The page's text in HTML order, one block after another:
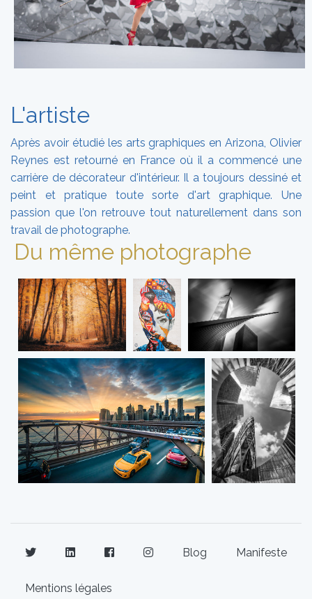
L'artiste
Après avoir étudié les arts graphiques en Arizona, Olivier
Reynes est retourné en France où il a commencé une
carrière de décorateur d'intérieur. Il a toujours dessiné et
peint et pratique toute sorte d'art graphique. Une
passion que l'on retrouve tout naturellement dans son
travail de photographe.
Du même photographe
Blog Manifeste
Mentions légales